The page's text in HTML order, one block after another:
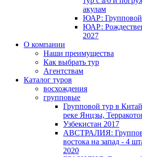
акулам
ЮАР: Групповой
ЮАР:
2027
О компании
Наши преимущества
Как выбрать тур
Агентствам
Каталог туров
восхождения
групповые
Групповой тур в
реке Янцзы,
Узбекистан 2017
АВСТРАЛИЯ:
востока на запад - 4
2020